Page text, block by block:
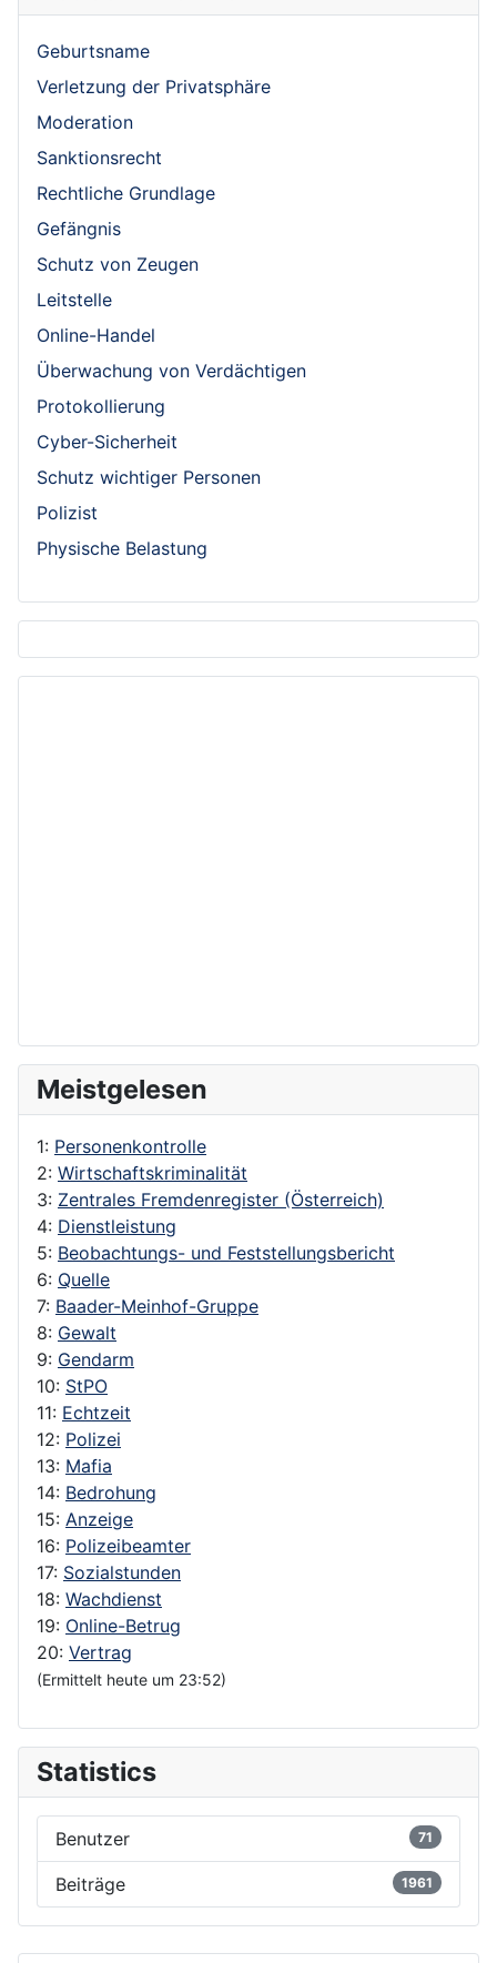
Geburtsname
Verletzung der Privatsphäre
Moderation
Sanktionsrecht
Rechtliche Grundlage
Gefängnis
Schutz von Zeugen
Leitstelle
Online-Handel
Überwachung von Verdächtigen
Protokollierung
Cyber-Sicherheit
Schutz wichtiger Personen
Polizist
Physische Belastung
Meistgelesen
1: Personenkontrolle
2: Wirtschaftskriminalität
3: Zentrales Fremdenregister (Österreich)
4: Dienstleistung
5: Beobachtungs- und Feststellungsbericht
6: Quelle
7: Baader-Meinhof-Gruppe
8: Gewalt
9: Gendarm
10: StPO
11: Echtzeit
12: Polizei
13: Mafia
14: Bedrohung
15: Anzeige
16: Polizeibeamter
17: Sozialstunden
18: Wachdienst
19: Online-Betrug
20: Vertrag
(Ermittelt heute um 23:52)
Statistics
Benutzer 71
Beiträge 1961